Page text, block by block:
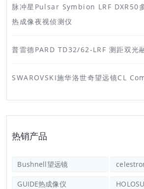
脉冲星Pulsar Symbion LRF DXR50
热成像夜视侦测仪
普雷德PARD TD32/62-LRF 测距双光
SWAROVSKI施华洛世奇望远镜CL
热销产品
Bushnell望远镜
GUIDE热成像仪